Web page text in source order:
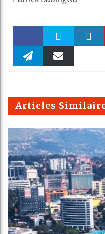
Faceboo Twitter
m
Articles